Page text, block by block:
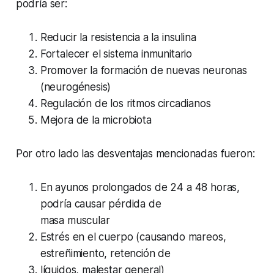
podría ser:
Reducir la resistencia a la insulina
Fortalecer el sistema inmunitario
Promover la formación de nuevas neuronas
(neurogénesis)
Regulación de los ritmos circadianos
Mejora de la microbiota
Por otro lado las desventajas mencionadas fueron:
En ayunos prolongados de 24 a 48 horas,
podría causar pérdida de
masa muscular
Estrés en el cuerpo (causando mareos,
estreñimiento, retención de
líquidos, malestar general)